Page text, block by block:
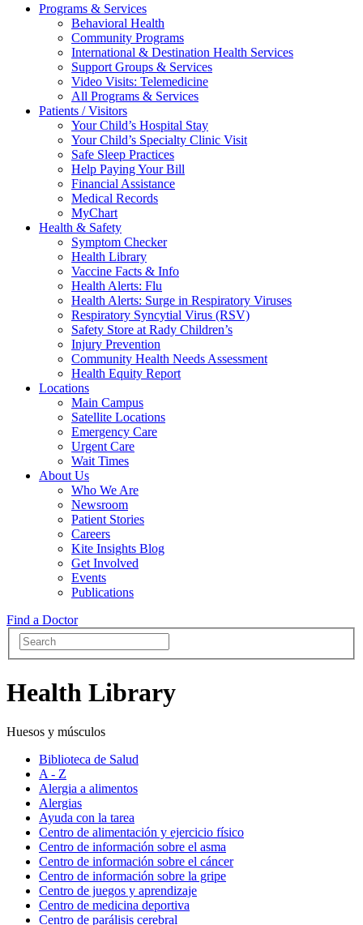
Programs & Services
Behavioral Health
Community Programs
International & Destination Health Services
Support Groups & Services
Video Visits: Telemedicine
All Programs & Services
Patients / Visitors
Your Child’s Hospital Stay
Your Child’s Specialty Clinic Visit
Safe Sleep Practices
Help Paying Your Bill
Financial Assistance
Medical Records
MyChart
Health & Safety
Symptom Checker
Health Library
Vaccine Facts & Info
Health Alerts: Flu
Health Alerts: Surge in Respiratory Viruses
Respiratory Syncytial Virus (RSV)
Safety Store at Rady Children’s
Injury Prevention
Community Health Needs Assessment
Health Equity Report
Locations
Main Campus
Satellite Locations
Emergency Care
Urgent Care
Wait Times
About Us
Who We Are
Newsroom
Patient Stories
Careers
Kite Insights Blog
Get Involved
Events
Publications
Find a Doctor
Health Library
Huesos y músculos
Biblioteca de Salud
A - Z
Alergia a alimentos
Alergias
Ayuda con la tarea
Centro de alimentación y ejercicio físico
Centro de información sobre el asma
Centro de información sobre el cáncer
Centro de información sobre la gripe
Centro de juegos y aprendizaje
Centro de medicina deportiva
Centro de parálisis cerebral